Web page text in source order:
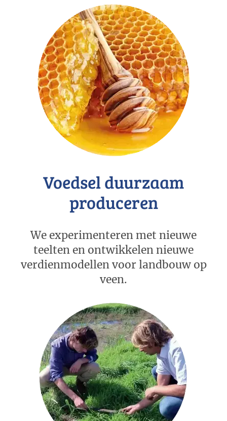
Voedsel duurzaam
produceren
We experimenteren met nieuwe
teelten en ontwikkelen nieuwe
verdienmodellen voor landbouw op
veen.